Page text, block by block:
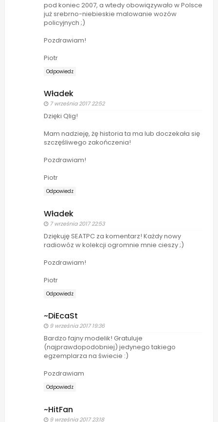
pod koniec 2007, a wtedy obowiązywało w Polsce
już srebrno-niebieskie malowanie wozów
policyjnych ;)
Pozdrawiam!
Piotr
Odpowiedz
Władek
7 września 2017 22:52
Dzięki Qlig!
Mam nadzieję, żę historia ta ma lub doczekała się
szczęśliwego zakończenia!
Pozdrawiam!
Piotr
Odpowiedz
Władek
7 września 2017 22:53
Dziękuję SEATPC za komentarz! Każdy nowy
radiowóz w kolekcji ogromnie mnie cieszy ;)
Pozdrawiam!
Piotr
Odpowiedz
~DiEcaSt
9 września 2017 19:36
Bardzo fajny modelik! Gratuluje
(najprawdopodobniej) jedynego takiego
egzemplarza na świecie :)
Pozdrawiam
Odpowiedz
~HitFan
9 września 2017 23:18